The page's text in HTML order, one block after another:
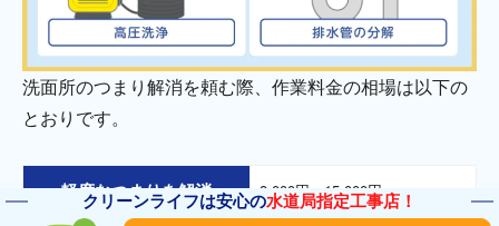
洗面所のつまり解消を頼む際、作業料金の相場は以下の
とおりです。
軽度なつまりを解消 8,000円〜15,000円
クリーンライフは安心の水道局指定工事店！